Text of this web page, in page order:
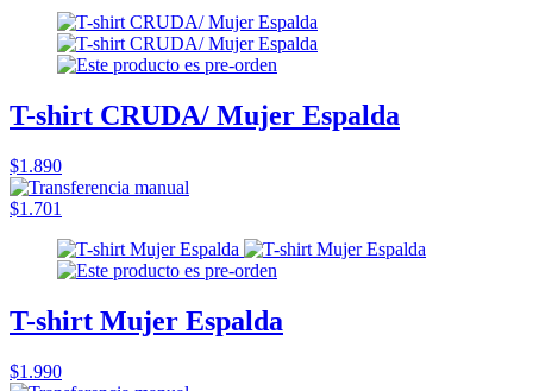
T-shirt CRUDA/ Mujer Espalda
$1.890
$1.701
T-shirt Mujer Espalda
$1.990